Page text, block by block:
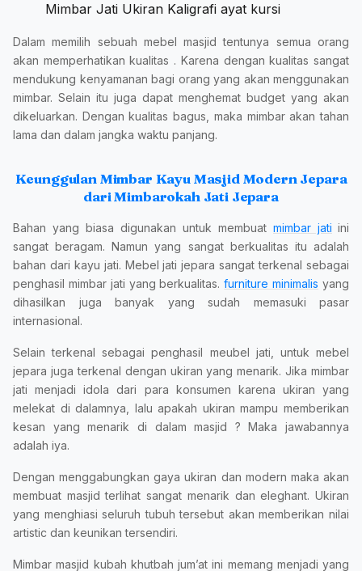
Mimbar Jati Ukiran Kaligrafi ayat kursi
Dalam memilih sebuah mebel masjid tentunya semua orang
akan memperhatikan kualitas . Karena dengan kualitas sangat
mendukung kenyamanan bagi orang yang akan menggunakan
mimbar. Selain itu juga dapat menghemat budget yang akan
dikeluarkan. Dengan kualitas bagus, maka mimbar akan tahan
lama dan dalam jangka waktu panjang.
Keunggulan Mimbar Kayu Masjid Modern Jepara
dari Mimbarokah Jati Jepara
Bahan yang biasa digunakan untuk membuat mimbar jati ini
sangat beragam. Namun yang sangat berkualitas itu adalah
bahan dari kayu jati. Mebel jati jepara sangat terkenal sebagai
penghasil mimbar jati yang berkualitas.furniture minimalis yang
dihasilkan juga banyak yang sudah memasuki pasar
internasional.
Selain terkenal sebagai penghasil meubel jati, untuk mebel
jepara juga terkenal dengan ukiran yang menarik. Jika mimbar
jati menjadi idola dari para konsumen karena ukiran yang
melekat di dalamnya, lalu apakah ukiran mampu memberikan
kesan yang menarik di dalam masjid ? Maka jawabannya
adalah iya.
Dengan menggabungkan gaya ukiran dan modern maka akan
membuat masjid terlihat sangat menarik dan eleghant. Ukiran
yang menghiasi seluruh tubuh tersebut akan memberikan nilai
artistic dan keunikan tersendiri.
Mimbar masjid kubah khutbah jum’at ini memang menjadi yang